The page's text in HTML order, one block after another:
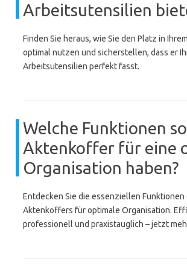
Arbeitsutensilien
Finden Sie heraus, wie Sie den Platz in
optimal nutzen und sicherstellen, dass er
Arbeitsutensilien perfekt fasst.
Welche Funktionen
Aktenkoffer für eine
Organisation haben?
Entdecken Sie die essenziellen Funktionen
Aktenkoffers für optimale Organisation.
professionell und praxistauglich – jetzt